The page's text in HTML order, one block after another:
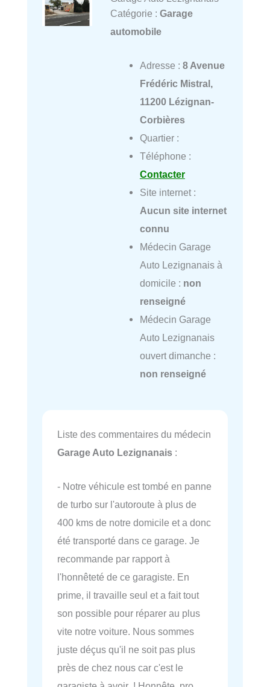
Catégorie : Garage
automobile
Adresse : 8 Avenue
Frédéric Mistral,
11200 Lézignan-
Corbières
Quartier :
Téléphone :
Contacter
Site internet :
Aucun site internet
connu
Médecin Garage
Auto Lezignanais à
domicile : non
renseigné
Médecin Garage
Auto Lezignanais
ouvert dimanche :
non renseigné
Liste des commentaires du médecin
Garage Auto Lezignanais :
- Notre véhicule est tombé en panne
de turbo sur l'autoroute à plus de
400 kms de notre domicile et a donc
été transporté dans ce garage. Je
recommande par rapport à
l'honnêteté de ce garagiste. En
prime, il travaille seul et a fait tout
son possible pour réparer au plus
vite notre voiture. Nous sommes
juste déçus qu'il ne soit pas plus
près de chez nous car c'est le